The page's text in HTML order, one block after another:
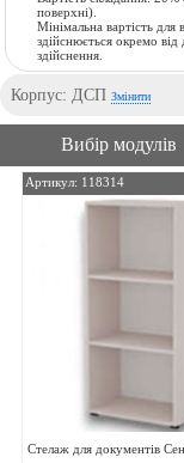
поверхні).
Мінімальна вартість
здійснюється окремо від
здійснення.
Корпус: ДСПЗмінити
Вибір модулів
Артикул: 118314
Стелаж для документів